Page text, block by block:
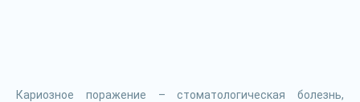
Кариозное поражение – стоматологическая болезнь,